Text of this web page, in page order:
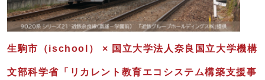
生駒市 （ischool） × 国立大学法人奈良国立大学機構
文部科学省「リカレント教育エコシステム構築支援事